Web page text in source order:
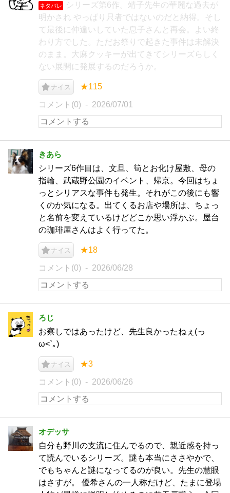
ネタバレ
シリーズ第6作。靖子先生の華麗な過去が
明かされ やっぱり只者ではないのだと納得。そし
て最後に仲違いしていた息子さんと再会。よい終
わり方でした。ただお祭りで起きた事件は未解決
のまま。大麻クッキーが出てきてシリーズらしく
ない展開に発展するのだろうか。
ナイス ★115
コメント(0) 2026/07/01
きあら
シリーズ6作目は、文旦、筍とお化け屋敷、母の
指輪、武蔵野公園のイベント、帰京。今回はちょ
っとシリアスな事件も発生。それがこの後にも響
くのか気になる。出てくるお店や場所は、ちょっ
と名前を変えているけどどこか思い浮かぶ。屋台
の珈琲屋さんはよく行ってた。
ナイス ★18
コメント(0) 2026/06/28
ろじ
お察しではあったけど、先生良かったねぇ(っ
ω<`｡)
ナイス ★3
コメント(0) 2026/06/26
オデッサ
自分も野川の支流に住んでるので、親近感を持っ
て読んでいるシリーズ。謎も本当にささやかで、
でもちゃんと謎になってるのが良い。先生の慧眼
はさすが。 優希さんの一人称だけど、たまに登場